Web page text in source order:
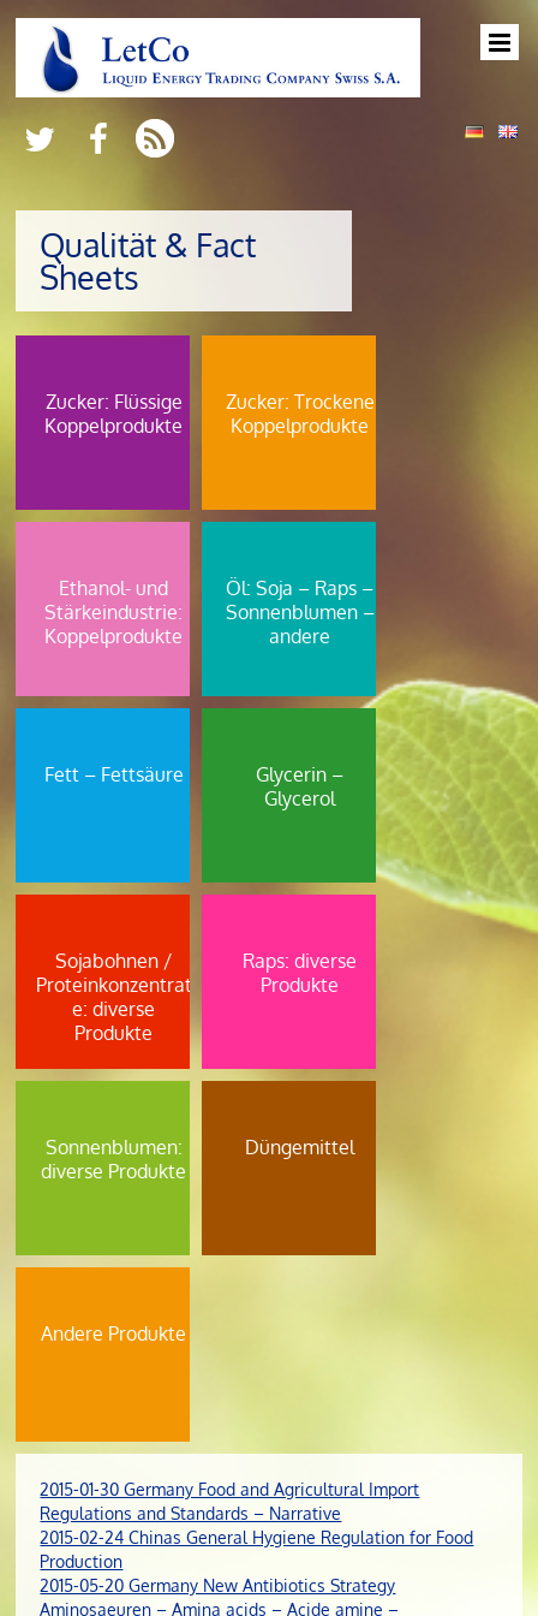
Qualität & Fact
Sheets
Zucker: Flüssige
Koppelprodukte
Zucker: Trockene
Koppelprodukte
Ethanol- und
Stärkeindustrie:
Koppelprodukte
Öl: Soja – Raps –
Sonnenblumen –
andere
Fett – Fettsäure
Glycerin –
Glycerol
Sojabohnen /
Proteinkonzentrat
e: diverse
Produkte
Raps: diverse
Produkte
Sonnenblumen:
diverse Produkte
Düngemittel
Andere Produkte
2015-01-30 Germany Food and Agricultural Import
Regulations and Standards – Narrative
2015-02-24 Chinas General Hygiene Regulation for Food
Production
2015-05-20 Germany New Antibiotics Strategy
Aminosaeuren – Amina acids – Acide amine –